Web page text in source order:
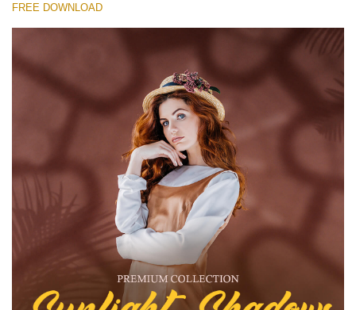
FREE DOWNLOAD